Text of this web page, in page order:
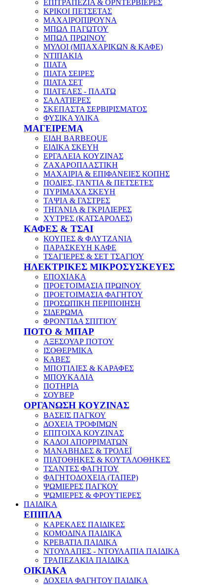
ΕΠΙΤΡΑΠΕΖΙΑ & ΟΡΝΤΕΡΒΙΕΡΕΣ
ΚΡΙΚΟΙ ΠΕΤΣΕΤΑΣ
ΜΑΧΑΙΡΟΠΙΡΟΥΝΑ
ΜΠΩΛ ΠΑΓΩΤΟΥ
ΜΠΩΛ ΠΡΩΙΝΟΥ
ΜΥΛΟΙ (ΜΠΑΧΑΡΙΚΩΝ & ΚΑΦΕ)
ΝΤΙΠΑΚΙΑ
ΠΙΑΤΑ
ΠΙΑΤΑ ΣΕΙΡΕΣ
ΠΙΑΤΑ ΣΕΤ
ΠΙΑΤΕΛΕΣ - ΠΛΑΤΩ
ΣΑΛΑΤΙΕΡΕΣ
ΣΚΕΠΑΣΤΑ ΣΕΡΒΙΡΙΣΜΑΤΟΣ
ΦΥΣΙΚΑ ΥΛΙΚΑ
ΜΑΓΕΙΡΕΜΑ
ΕΙΔΗ BARBEQUE
ΕΙΔΙΚΑ ΣΚΕΥΗ
ΕΡΓΑΛΕΙΑ ΚΟΥΖΙΝΑΣ
ΖΑΧΑΡΟΠΛΑΣΤΙΚΗ
ΜΑΧΑΙΡΙΑ & ΕΠΙΦΑΝΕΙΕΣ ΚΟΠΗΣ
ΠΟΔΙΕΣ, ΓΑΝΤΙΑ & ΠΕΤΣΕΤΕΣ
ΠΥΡΙΜΑΧΑ ΣΚΕΥΗ
ΤΑΨΙΑ & ΓΑΣΤΡΕΣ
ΤΗΓΑΝΙΑ & ΓΚΡΙΛΙΕΡΕΣ
ΧΥΤΡΕΣ (ΚΑΤΣΑΡΟΛΕΣ)
ΚΑΦΕΣ & ΤΣΑΙ
ΚΟΥΠΕΣ & ΦΛΥΤΖΑΝΙΑ
ΠΑΡΑΣΚΕΥΗ ΚΑΦΕ
ΤΣΑΓΙΕΡΕΣ & ΣΕΤ ΤΣΑΓΙΟΥ
ΗΛΕΚΤΡΙΚΕΣ ΜΙΚΡΟΣΥΣΚΕΥΕΣ
ΕΠΟΧΙΑΚΑ
ΠΡΟΕΤΟΙΜΑΣΙΑ ΠΡΩΙΝΟΥ
ΠΡΟΕΤΟΙΜΑΣΙΑ ΦΑΓΗΤΟΥ
ΠΡΟΣΩΠΙΚΗ ΠΕΡΙΠΟΙΗΣΗ
ΣΙΔΕΡΩΜΑ
ΦΡΟΝΤΙΔΑ ΣΠΙΤΙΟΥ
ΠΟΤΟ & ΜΠΑΡ
ΑΞΕΣΟΥΑΡ ΠΟΤΟΥ
ΙΣΟΘΕΡΜΙΚΑ
ΚΑΒΕΣ
ΜΠΟΤΙΛΙΕΣ & ΚΑΡΑΦΕΣ
ΜΠΟΥΚΑΛΙΑ
ΠΟΤΗΡΙΑ
ΣΟΥΒΕΡ
ΟΡΓΑΝΩΣΗ ΚΟΥΖΙΝΑΣ
ΒΑΣΕΙΣ ΠΑΓΚΟΥ
ΔΟΧΕΙΑ ΤΡΟΦΙΜΩΝ
ΕΠΙΤΟΙΧΑ ΚΟΥΖΙΝΑΣ
ΚΑΔΟΙ ΑΠΟΡΡΙΜΑΤΩΝ
ΜΑΝΑΒΗΔΕΣ & ΤΡΟΛΕΪ
ΠΙΑΤΟΘΗΚΕΣ & ΚΟΥΤΑΛΟΘΗΚΕΣ
ΤΣΑΝΤΕΣ ΦΑΓΗΤΟΥ
ΦΑΓΗΤΟΔΟΧΕΙΑ (ΤΑΠΕΡ)
ΨΩΜΙΕΡΕΣ ΠΑΓΚΟΥ
ΨΩΜΙΕΡΕΣ & ΦΡΟΥΤΙΕΡΕΣ
ΠΑΙΔΙΚΑ
ΕΠΙΠΛΑ
ΚΑΡΕΚΛΕΣ ΠΑΙΔΙΚΕΣ
ΚΟΜΟΔΙΝΑ ΠΑΙΔΙΚΑ
ΚΡΕΒΑΤΙΑ ΠΑΙΔΙΚΑ
ΝΤΟΥΛΑΠΕΣ - ΝΤΟΥΛΑΠΙΑ ΠΑΙΔΙΚΑ
ΤΡΑΠΕΖΑΚΙΑ ΠΑΙΔΙΚΑ
ΟΙΚΙΑΚΑ
ΔΟΧΕΙΑ ΦΑΓΗΤΟΥ ΠΑΙΔΙΚΑ